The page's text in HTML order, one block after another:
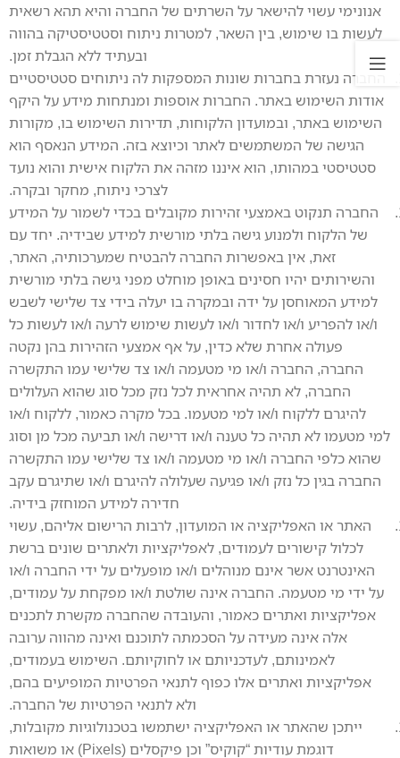
אנונימי עשוי להישאר על השרתים של החברה והיא תהא רשאית
לעשות בו שימוש, בין השאר, למטרות ניתוח וסטטיסטיקה בהווה
ובעתיד ללא הגבלת זמן.
החברה נעזרת בחברות שונות המספקות לה ניתוחים סטטיסטיים
אודות השימוש באתר. החברות אוספות ומנתחות מידע על היקף
השימוש באתר, ובמועדון הלקוחות, תדירות השימוש בו, מקורות
הגישה של המשתמשים לאתר וכיוצא בזה. המידע הנאסף הוא
סטטיסטי במהותו, הוא איננו מזהה את הלקוח אישית והוא נועד
לצרכי ניתוח, מחקר ובקרה.
החברה תנקוט באמצעי זהירות מקובלים בכדי לשמור על המידע
של הלקוח ולמנוע גישה בלתי מורשית למידע שבידיה. יחד עם
זאת, אין באפשרות החברה להבטיח שמערכותיה, האתר,
והשירותים יהיו חסינים באופן מוחלט מפני גישה בלתי מורשית
למידע המאוחסן על ידה ובמקרה בו יעלה בידי צד שלישי לשבש
ו/או להפריע ו/או לחדור ו/או לעשות שימוש לרעה ו/או לעשות כל
פעולה אחרת שלא כדין, על אף אמצעי הזהירות בהן נקטה
החברה, החברה ו/או מי מטעמה ו/או צד שלישי עמו התקשרה
החברה, לא תהיה אחראית לכל נזק מכל סוג שהוא העלולים
להיגרם ללקוח ו/או למי מטעמו. בכל מקרה כאמור, ללקוח ו/או
למי מטעמו לא תהיה כל טענה ו/או דרישה ו/או תביעה מכל מן וסוג
שהוא כלפי החברה ו/או מי מטעמה ו/או צד שלישי עמו התקשרה
החברה בגין כל נזק ו/או פגיעה שעלולה להיגרם ו/או שתיגרם עקב
חדירה למידע המוחזק בידיה.
האתר או האפליקציה או המועדון, לרבות הרישום אליהם, עשוי
לכלול קישורים לעמודים, לאפליקציות ולאתרים שונים ברשת
האינטרנט אשר אינם מנוהלים ו/או מופעלים על ידי החברה ו/או
על ידי מי מטעמה. החברה אינה שולטת ו/או מפקחת על עמודים,
אפליקציות ואתרים כאמור, והעובדה שהחברה מקשרת לתכנים
אלה אינה מעידה על הסכמתה לתוכנם ואינה מהווה ערובה
לאמינותם, לעדכניותם או לחוקיותם. השימוש בעמודים,
אפליקציות ואתרים אלו כפוף לתנאי הפרטיות המופיעים בהם,
ולא לתנאי הפרטיות של החברה.
ייתכן שהאתר או האפליקציה ישתמשו בטכנולוגיות מקובלות,
דוגמת עודיות “קוקיס” וכן פיקסלים (Pixels) או משואות